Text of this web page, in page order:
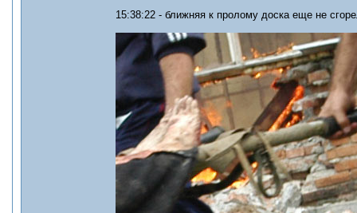
15:38:22 - ближняя к пролому доска еще не